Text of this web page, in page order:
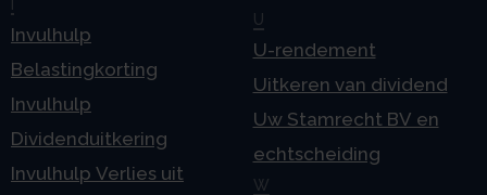
Invulhulp
Belastingkorting
Invulhulp
Dividenduitkering
Invulhulp Verlies uit
U
U-rendement
Uitkeren van dividend
Uw Stamrecht BV en
echtscheiding
W